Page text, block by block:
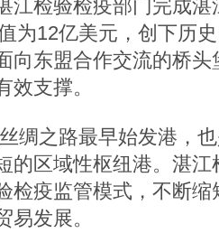
江检验检疫部门完成
为12亿美元，创下历
向东盟合作交流的桥
效支撑。
绸之路最早始发港，
的区域性枢纽港。湛
检疫监管模式，不断
易发展。